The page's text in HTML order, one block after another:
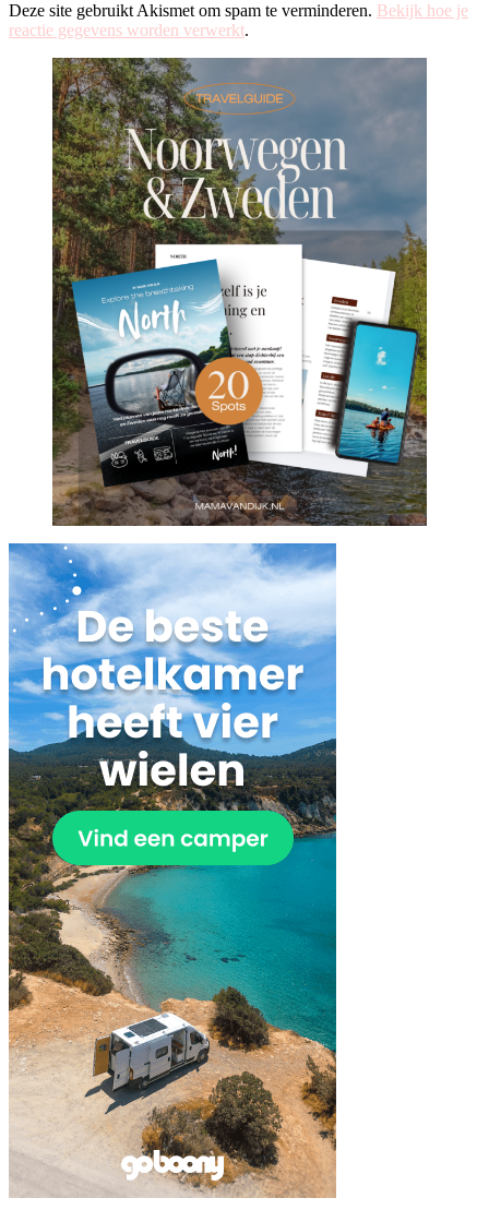
Deze site gebruikt Akismet om spam te verminderen. Bekijk hoe je
reactie gegevens worden verwerkt.